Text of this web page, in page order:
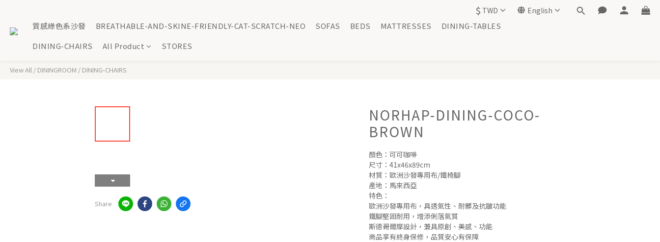
$ TWD English
質感綠色系沙發 BREATHABLE-AND-SKINE-FRIENDLY-CAT-SCRATCH-NEO SOFAS BEDS MATTRESSES
DINING-TABLES
DINING-CHAIRS
All Product STORES
View All / DININGROOM / DINING-CHAIRS
Share
NORHAP-DINING-COCO-
BROWN
顏色：可可咖啡
尺寸：41x46x89cm
材質：歐洲沙發專用布/鐵椅腳
產地：馬來西亞
特色：
歐洲沙發專用布，具透氣性、耐髒及抗皺功能
鐵腳堅固耐用，增添俐落氣質
斯德哥爾摩設計，兼具原創、美感、功能
商品享有終身保修，品質安心有保障